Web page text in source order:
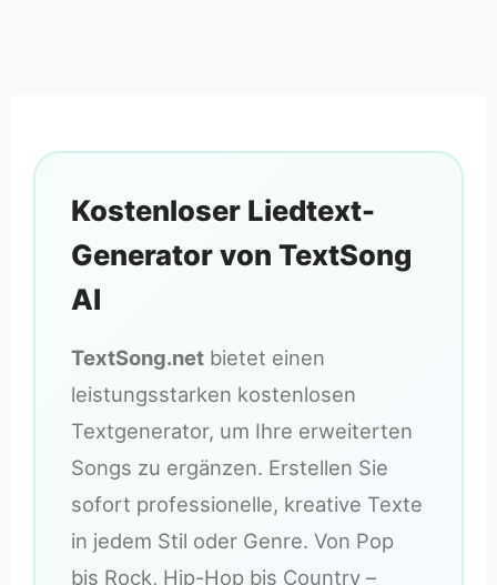
Kostenloser Liedtext-
Generator von TextSong
AI
TextSong.net bietet einen
leistungsstarken kostenlosen
Textgenerator, um Ihre erweiterten
Songs zu ergänzen. Erstellen Sie
sofort professionelle, kreative Texte
in jedem Stil oder Genre. Von Pop
bis Rock, Hip-Hop bis Country –